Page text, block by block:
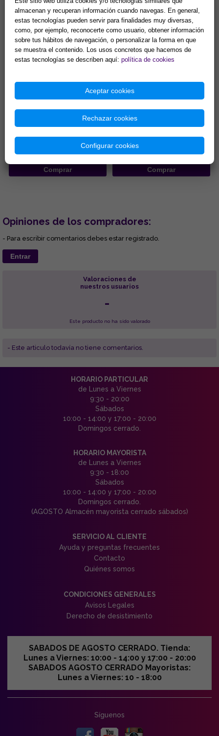
Comprar Comprar
REDONDO 10X11CM
15,40 € =10,78 €
Comprar
CM
...
1,04 €
Comprar
Opiniones de los compradores:
- Para escribir comentarios debes estar registrado.
Entrar
Valoraciones de
nuestros usuarios
-
Este producto no ha sido valorado
- Este articulo todavía no tiene comentarios.
HORARIO PARTICULAR
de Lunes a Viernes
9:30 - 20:00
Sábados
10:00 - 14:00 y 17:00 - 20:00
Domingos cerrado.
HORARIO MAYORISTA
de Lunes a Viernes
9:30 - 18:00
Sábados
10:00 - 14:00 y 17:00 - 20:00
Domingos cerrado.
(AGOSTO Almacén mayorista cerrado sábados)
SERVICIO AL CLIENTE
Ayuda y preguntas frecuentes
Contacto
Quiénes somos
CONDICIONES GENERALES
Avisos Legales
Derecho de desistimiento
SABADOS DE AGOSTO CERRADO. Tienda:
Lunes a Viernes: 10:00 - 14:00 y 17:00 - 20:00
SABADOS AGOSTO CERRADO Mayoristas:
Lunes a Viernes: 10 - 18:00
Síguenos
almacenan y recuperan información cuando navegas. En general,
estas tecnologías pueden servir para finalidades muy diversas,
como, por ejemplo, reconocerte como usuario, obtener información
sobre tus hábitos de navegación, o personalizar la forma en que
se muestra el contenido. Los usos concretos que hacemos de
estas tecnologías se describen aquí: política de cookies
Aceptar cookies
Rechazar cookies
Configurar cookies